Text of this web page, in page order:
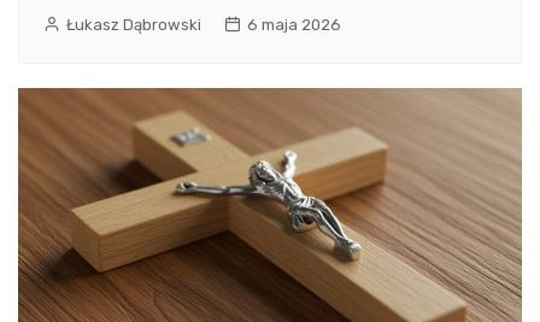
Łukasz Dąbrowski 6 maja 2026